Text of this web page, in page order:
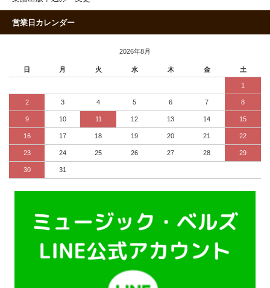
営業日カレンダー
2026年8月
日 月 火 水 木 金 土
1
2 3 4 5 6 7 8
9 10 11 12 13 14 15
16 17 18 19 20 21 22
23 24 25 26 27 28 29
30 31